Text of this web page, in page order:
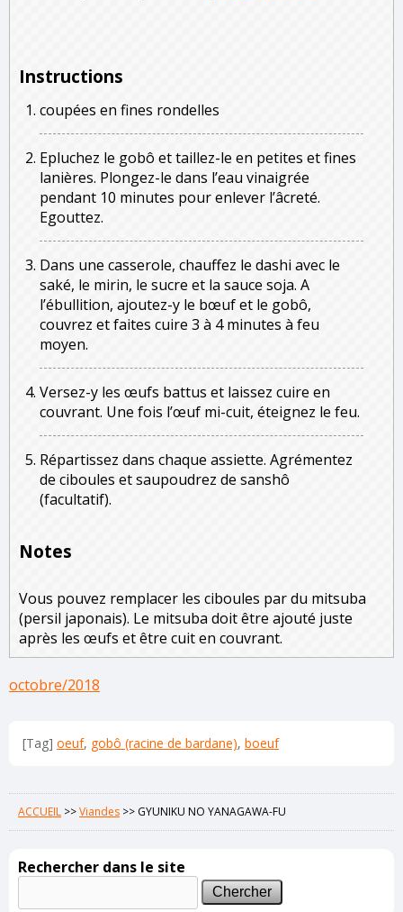
Instructions
coupées en fines rondelles
Epluchez le gobô et taillez-le en petites et fines
lanières. Plongez-le dans l’eau vinaigrée
pendant 10 minutes pour enlever l’âcreté.
Egouttez.
Dans une casserole, chauffez le dashi avec le
saké, le mirin, le sucre et la sauce soja. A
l’ébullition, ajoutez-y le bœuf et le gobô,
couvrez et faites cuire 3 à 4 minutes à feu
moyen.
Versez-y les œufs battus et laissez cuire en
couvrant. Une fois l’œuf mi-cuit, éteignez le feu.
Répartissez dans chaque assiette. Agrémentez
de ciboules et saupoudrez de sanshô
(facultatif).
Notes
Vous pouvez remplacer les ciboules par du mitsuba
(persil japonais). Le mitsuba doit être ajouté juste
après les œufs et être cuit en couvrant.
octobre/2018
[Tag] oeuf, gobô (racine de bardane), boeuf
ACCUEIL >>Viandes >> GYUNIKU NO YANAGAWA-FU
Rechercher dans le site